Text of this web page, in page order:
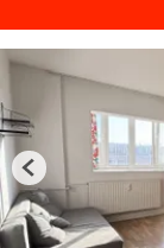
Previous